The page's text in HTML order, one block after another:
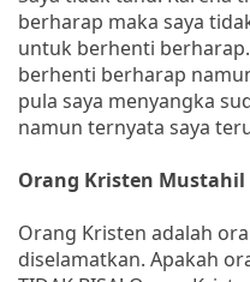
berharap maka saya
untuk berhenti
berhenti berharap
pula saya menyangka
namun ternyata saya
Orang Kristen
Orang Kristen adalah
diselamatkan. Apakah